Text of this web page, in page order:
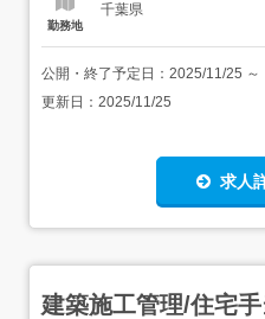
勤務地
千葉県
公開・終了予定日： 2025/11/25 ～
更新日： 2025/11/25
求人
建築施工管理/住宅